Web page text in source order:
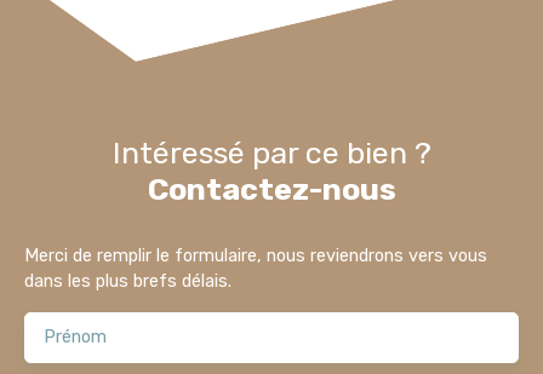
Intéressé par ce bien ?
Contactez-nous
Merci de remplir le formulaire, nous reviendrons vers vous
dans les plus brefs délais.
Prénom